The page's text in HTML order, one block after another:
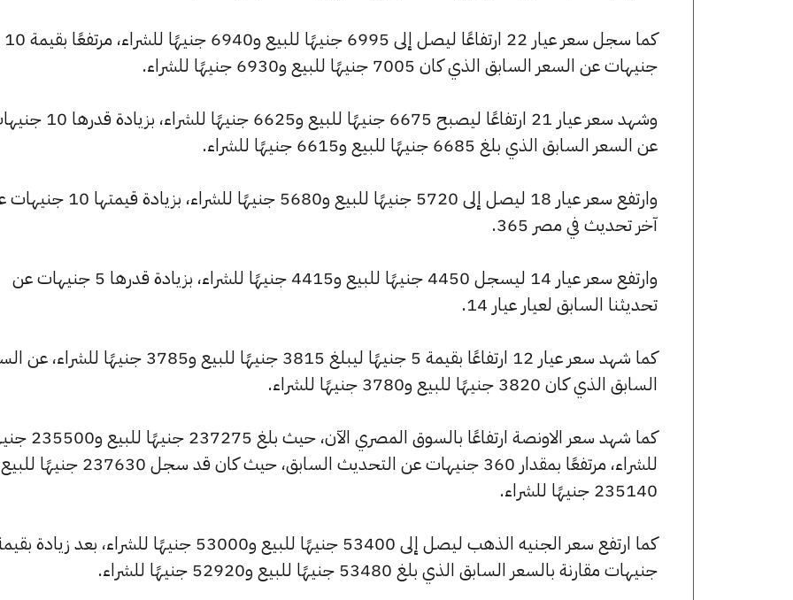
كما سجل سعر عيار 22 ارتفاعًا ليصل إلى 6995 جنيهًا للبيع و6940 جنيهًا للشراء، مرتفعًا بقيمة 10
جنيهات عن السعر السابق الذي كان 7005 جنيهًا للبيع و6930 جنيهًا للشراء.
وشهد سعر عيار 21 ارتفاعًا ليصبح 6675 جنيهًا للبيع و6625 جنيهًا
عن السعر السابق الذي بلغ 6685 جنيهًا للبيع و6615 جنيهًا للشراء.
وارتفع سعر عيار 18 ليصل إلى 5720 جنيهًا للبيع و5680 جنيهًا للشراء،
آخر تحديث في مصر 365.
وارتفع سعر عيار 14 ليسجل 4450 جنيهًا للبيع و4415 جنيهًا للشراء، بزيادة قدرها 5 جنيهات عن
تحديثنا السابق لعيار عيار 14.
كما شهد سعر عيار 12 ارتفاعًا بقيمة 5 جنيهًا ليبلغ 3815 جنيهًا للبيع و3785 جنيهًا
السابق الذي كان 3820 جنيهًا للبيع و3780 جنيهًا للشراء.
كما شهد سعر الاونصة ارتفاعًا بالسوق المصري الآن، حيث
للشراء، مرتفعًا بمقدار 360 جنيهات عن التحديث السابق، حيث كان قد سجل
235140 جنيهًا للشراء.
جنيهات مقارنة بالسعر السابق الذي بلغ 53480 جنيهًا للبيع و52920 جنيهًا للشراء.